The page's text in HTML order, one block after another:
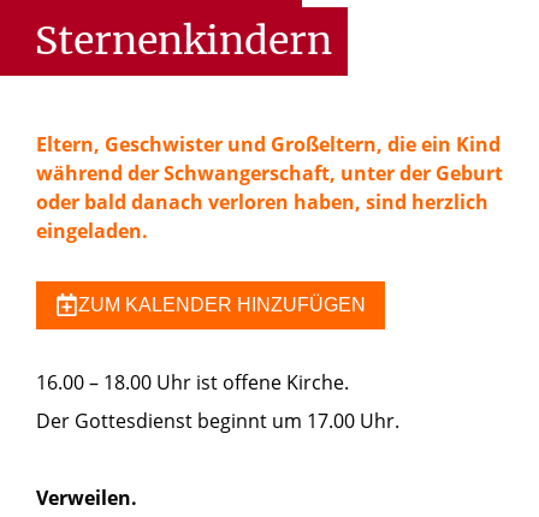
Sternenkindern
Eltern, Geschwister und Großeltern, die ein Kind
während der Schwangerschaft, unter der Geburt
oder bald danach verloren haben, sind herzlich
eingeladen.
ZUM KALENDER HINZUFÜGEN
16.00 – 18.00 Uhr ist offene Kirche.
Der Gottesdienst beginnt um 17.00 Uhr.
Verweilen.